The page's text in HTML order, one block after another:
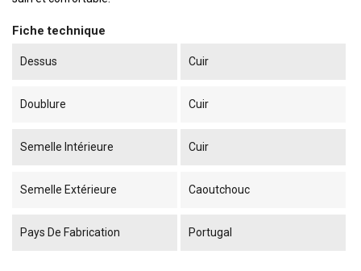
Fiche technique
Dessus Cuir
Doublure Cuir
Semelle Intérieure Cuir
Semelle Extérieure Caoutchouc
Pays De Fabrication Portugal